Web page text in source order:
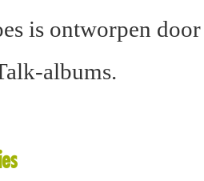
is ontworpen
albums.